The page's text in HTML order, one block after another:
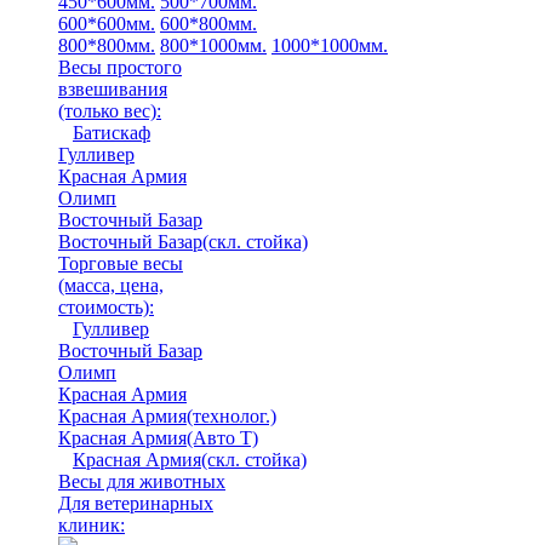
600*600мм. 600*800мм.
800*800мм. 800*1000мм. 1000*1000мм.
Весы простого
взвешивания
(только вес):
Батискаф
Гулливер
Красная Армия
Олимп
Восточный Базар
Восточный Базар(скл. стойка)
Торговые весы
(масса, цена,
стоимость):
Гулливер
Восточный Базар
Олимп
Красная Армия
Красная Армия(технолог.)
Красная Армия(Авто Т)
Красная Армия(скл. стойка)
Весы для животных
Для ветеринарных
клиник: